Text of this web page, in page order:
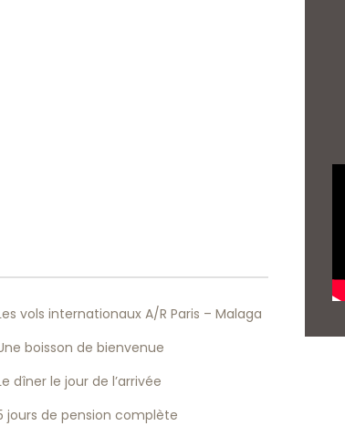
vols internationaux A/R Paris – Malaga
boisson de bienvenue
dîner le jour de l’arrivée
jours de pension complète